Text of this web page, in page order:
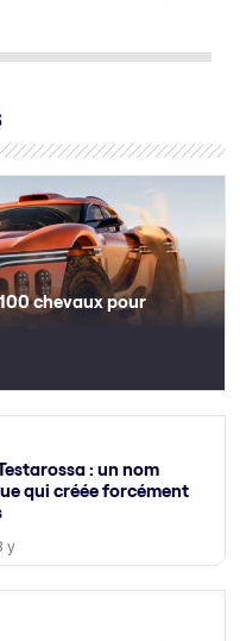
chevaux pour
: un nom
qui créée forcément
y